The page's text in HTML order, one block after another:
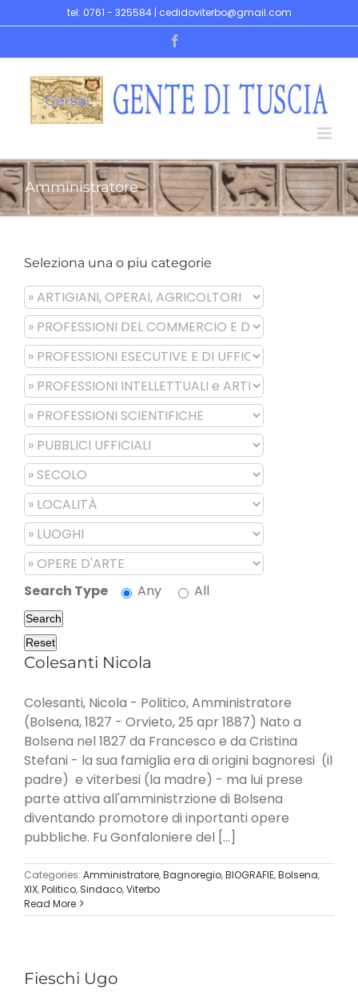
to
tel: 0761 - 325584 | cedidoviterbo@gmail.com
Amministratore
Seleziona una o piu categorie
Search Type Any All
Search
Reset
Colesanti Nicola
Colesanti, Nicola - Politico, Amministratore
(Bolsena, 1827 - Orvieto, 25 apr 1887) Nato a
Bolsena nel 1827 da Francesco e da Cristina
Stefani - la sua famiglia era di origini bagnoresi (il
padre) e viterbesi (la madre) - ma lui prese
parte attiva all'amministrzione di Bolsena
diventando promotore di inportanti opere
pubbliche. Fu Gonfaloniere del [...]
Categories: Amministratore,Bagnoregio,BIOGRAFIE,Bolsena,
XIX,Politico, Sindaco,Viterbo
Read More
Fieschi Ugo